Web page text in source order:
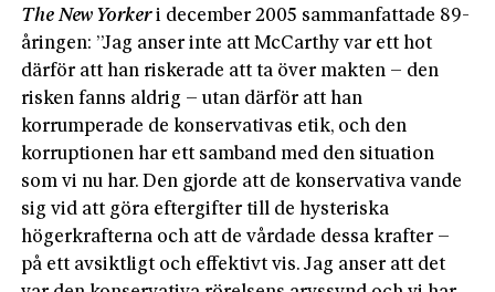
The New Yorkeri december 2005 sammanfattade 89-
åringen: ”Jag anser inte att McCarthy var ett hot
därför att han riskerade att ta över makten – den
risken fanns aldrig – utan därför att han
korrumperade de konservativas etik, och den
korruptionen har ett samband med den situation
som vi nu har. Den gjorde att de konservativa vande
sig vid att göra eftergifter till de hysteriska
högerkrafterna och att de vårdade dessa krafter –
på ett avsiktligt och effektivt vis. Jag anser att det